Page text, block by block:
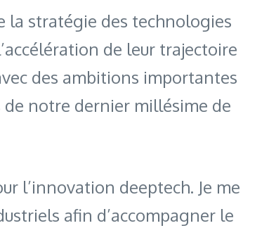
la stratégie des technologies
de leur trajectoire
des ambitions importantes
de notre dernier millésime de
l’innovation deeptech. Je me
afin d’accompagner le